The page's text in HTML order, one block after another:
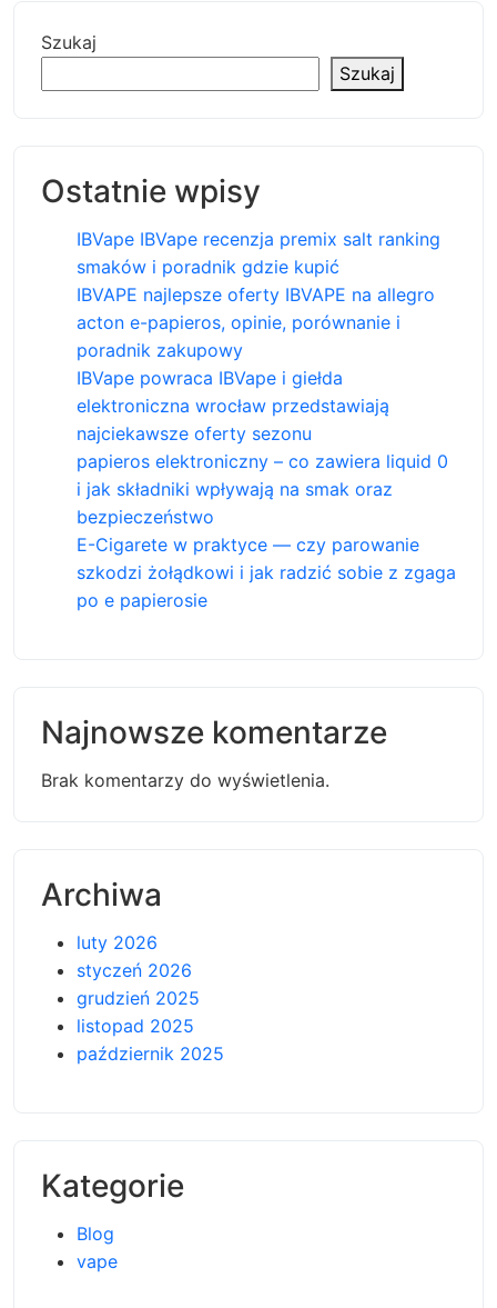
Szukaj
Szukaj
Ostatnie wpisy
IBVape IBVape recenzja premix salt ranking
smaków i poradnik gdzie kupić
IBVAPE najlepsze oferty IBVAPE na allegro
acton e-papieros, opinie, porównanie i
poradnik zakupowy
IBVape powraca IBVape i giełda
elektroniczna wrocław przedstawiają
najciekawsze oferty sezonu
papieros elektroniczny – co zawiera liquid 0
i jak składniki wpływają na smak oraz
bezpieczeństwo
E-Cigarete w praktyce — czy parowanie
szkodzi żołądkowi i jak radzić sobie z zgaga
po e papierosie
Najnowsze komentarze
Brak komentarzy do wyświetlenia.
Archiwa
luty 2026
styczeń 2026
grudzień 2025
listopad 2025
październik 2025
Kategorie
Blog
vape